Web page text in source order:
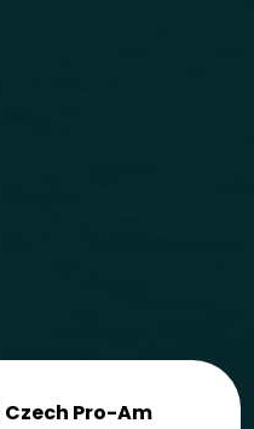
Czech Pro-Am